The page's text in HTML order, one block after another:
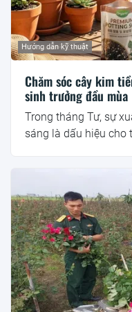
Hướng dẫn kỹ thuật
Chăm sóc cây kim
sinh trưởng đầu mùa
Trong tháng Tư, sự
sáng là dấu hiệu cho